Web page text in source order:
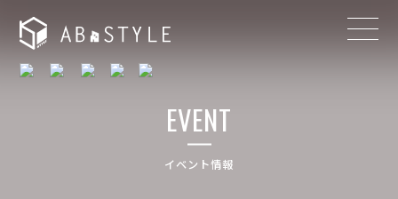
EVENT
イベント情報